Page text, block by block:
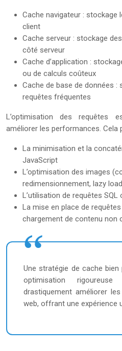
Cache navigateur :
client
Cache serveur : stockage
côté serveur
Cache d’application :
ou de calculs coûteux
Cache de base de données
requêtes fréquentes
L’optimisation des requêtes
améliorer les performances. Cela
La minimisation et la
JavaScript
L’optimisation des images
redimensionnement, lazy
L’utilisation de requêtes
La mise en place de
chargement de contenu non
Une stratégie de cache
optimisation
drastiquement améliorer
web, offrant une expérience